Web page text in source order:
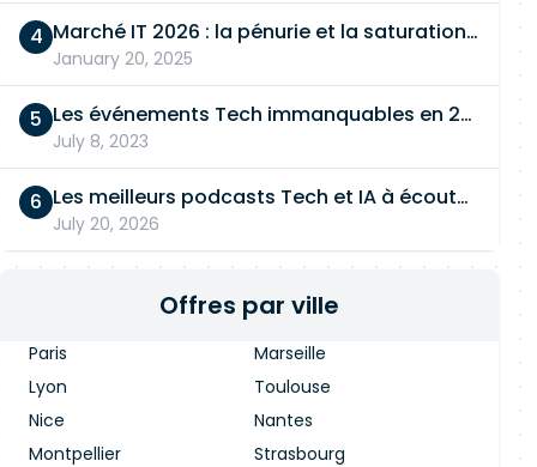
Marché IT 2026 : la pénurie et la saturation, en même temps
January 20, 2025
Les événements Tech immanquables en 2026
July 8, 2023
Les meilleurs podcasts Tech et IA à écouter en 2026
July 20, 2026
Offres par ville
Paris
Marseille
Lyon
Toulouse
Nice
Nantes
Montpellier
Strasbourg